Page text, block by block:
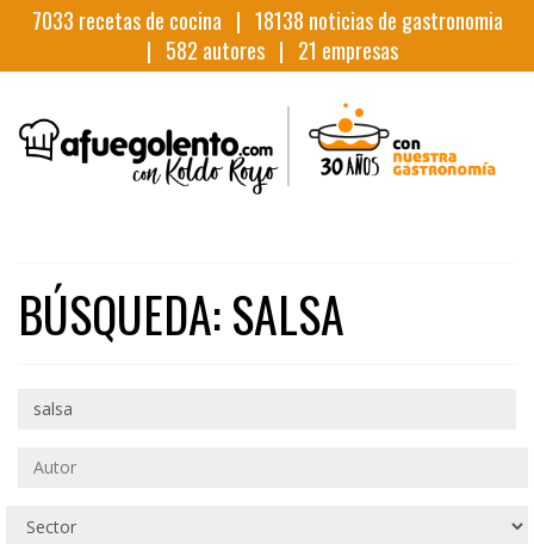
7033 recetas de cocina | 18138 noticias de gastronomia
| 582 autores | 21 empresas
BÚSQUEDA: SALSA